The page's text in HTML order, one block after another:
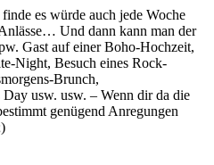
es würde auch jede Woche
Und dann kann man der
Gast auf einer Boho-Hochzeit,
Night, Besuch eines Rock-
Brunch,
Day usw. usw. – Wenn dir da die
genügend Anregungen